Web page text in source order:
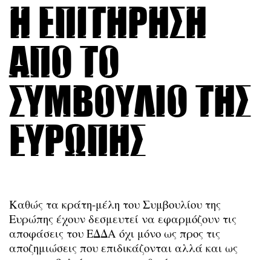
Η επιτήρηση
από το
Συμβούλιο της
Ευρώπης
Καθώς τα κράτη-μέλη του Συμβουλίου της
Ευρώπης έχουν δεσμευτεί να εφαρμόζουν τις
αποφάσεις του ΕΔΔΑ όχι μόνο ως προς τις
αποζημιώσεις που επιδικάζονται αλλά και ως